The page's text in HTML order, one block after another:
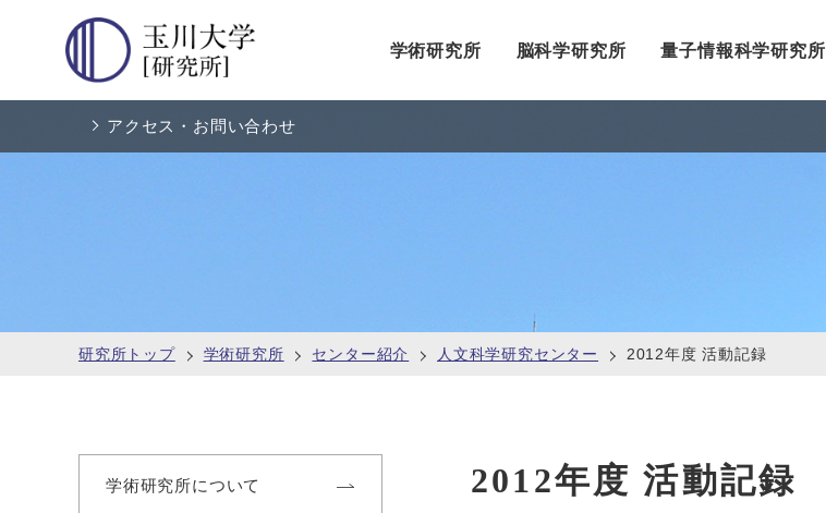
学術研究所 脳科学研究所 量子情報科学研究所
アクセス・お問い合わせ
研究所トップ 学術研究所 センター紹介 人文科学研究センター 2012年度 活動記録
2012年度 活動記録
学術研究所について